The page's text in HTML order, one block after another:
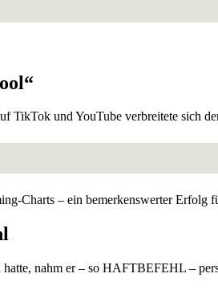
und YouTube verbreitete sich
Charts – ein bemerkenswerter Erfolg
nahm er – so HAFTBEFEHL –